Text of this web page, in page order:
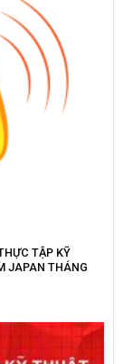
TẬP KỸ
JAPAN THÁNG